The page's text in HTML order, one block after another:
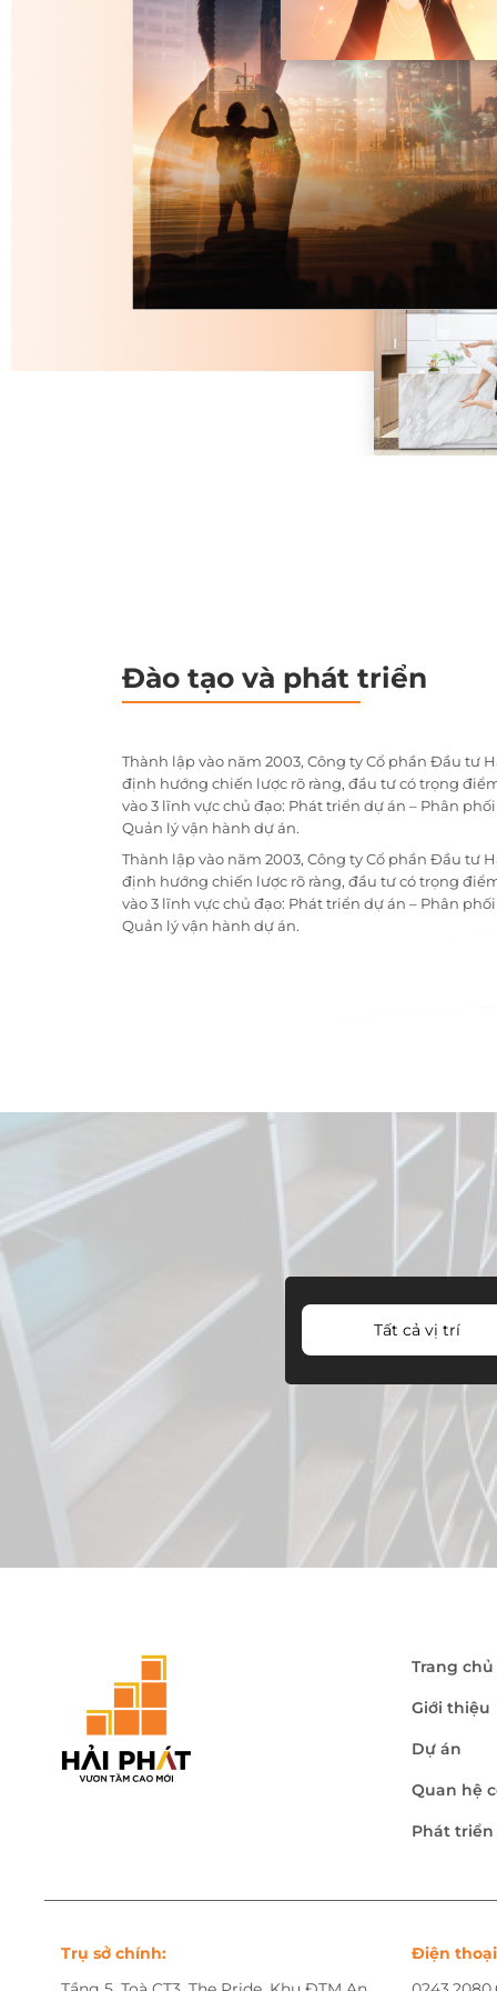
Đào tạo và phát triển
Thành lập vào năm 2003, Công ty Cổ phần Đầu tư
định hướng chiến lược rõ ràng, đầu tư có trọng
vào 3 lĩnh vực chủ đạo: Phát triển dự án – Phân
Quản lý vận hành dự án.
Thành lập vào năm 2003, Công ty Cổ phần Đầu tư
định hướng chiến lược rõ ràng, đầu tư có trọng
vào 3 lĩnh vực chủ đạo: Phát triển dự án – Phân
Quản lý vận hành dự án.
Tất cả vị trí
Trang chủ
Giới thiệu
Dự án
Quan hệ
Phát
Trụ sở chính:
Điện